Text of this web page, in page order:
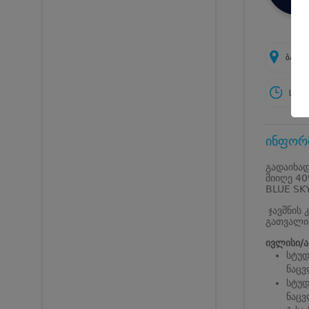
მიიღე
BLUE
ჯავშნის
ივლისი/